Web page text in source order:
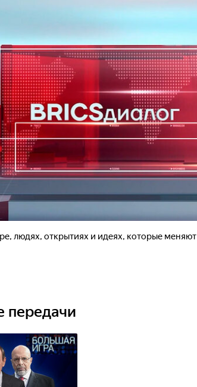
людях, открытиях и идеях, которые меняют
передачи